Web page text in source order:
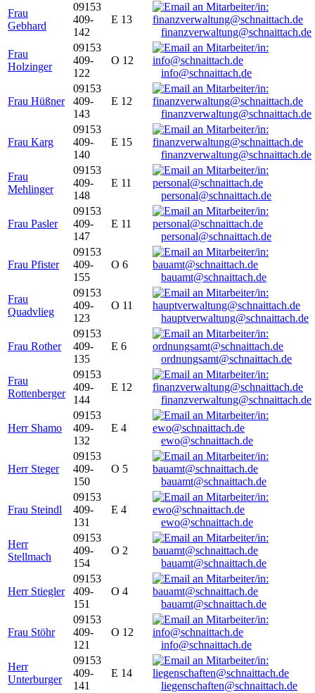
Frau
Gebhard
09153
409-
142
E 13
finanzverwaltung@schnaittach.de
Frau
Holzinger
09153
409-
122
O 12
info@schnaittach.de
Frau Hüßner
09153
409-
143
E 12
finanzverwaltung@schnaittach.de
Frau Karg
09153
409-
140
E 15
finanzverwaltung@schnaittach.de
Frau
Mehlinger
09153
409-
148
E 11
personal@schnaittach.de
Frau Pasler
09153
409-
147
E 11
personal@schnaittach.de
Frau Pfister
09153
409-
155
O 6
bauamt@schnaittach.de
Frau
Quadvlieg
09153
409-
123
O 11
hauptverwaltung@schnaittach.de
Frau Rother
09153
409-
135
E 6
ordnungsamt@schnaittach.de
Frau
Rottenberger
09153
409-
144
E 12
finanzverwaltung@schnaittach.de
Herr Shamo
09153
409-
132
E 4
ewo@schnaittach.de
Herr Steger
09153
409-
150
O 5
bauamt@schnaittach.de
Frau Steindl
09153
409-
131
E 4
ewo@schnaittach.de
Herr
Stellmach
09153
409-
154
O 2
bauamt@schnaittach.de
Herr Stiegler
09153
409-
151
O 4
bauamt@schnaittach.de
Frau Stöhr
09153
409-
121
O 12
info@schnaittach.de
Herr
Unterburger
09153
409-
141
E 14
liegenschaften@schnaittach.de